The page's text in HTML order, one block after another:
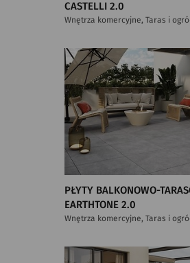
CASTELLI 2.0
Wnętrza komercyjne, Taras i
PŁYTY BALKONOWO-
EARTHTONE 2.0
Wnętrza komercyjne, Taras i